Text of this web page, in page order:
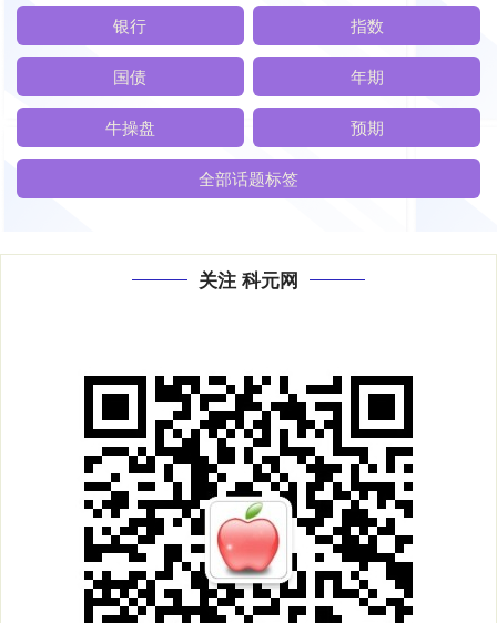
银行 指数
国债 年期
牛操盘 预期
全部话题标签
关注 科元网